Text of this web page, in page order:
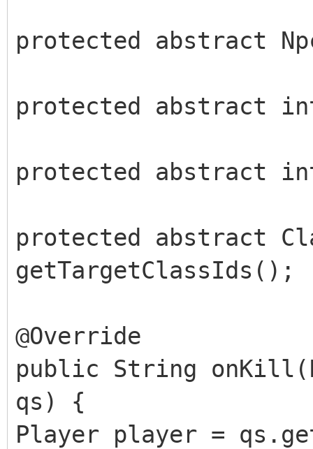
protected abstract
protected abstract
protected abstract int
protected abstract
getTargetClassIds();
@Override
public String
qs) {
Player player =